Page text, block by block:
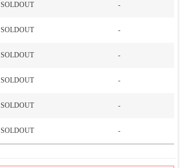
SOLDOUT -
SOLDOUT -
SOLDOUT -
SOLDOUT -
SOLDOUT -
SOLDOUT -